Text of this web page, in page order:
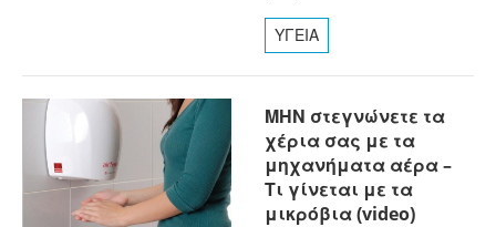
ΥΓΕΙΑ
ΜΗΝ στεγνώνετε τα
χέρια σας με τα
μηχανήματα αέρα –
Τι γίνεται με τα
μικρόβια (video)